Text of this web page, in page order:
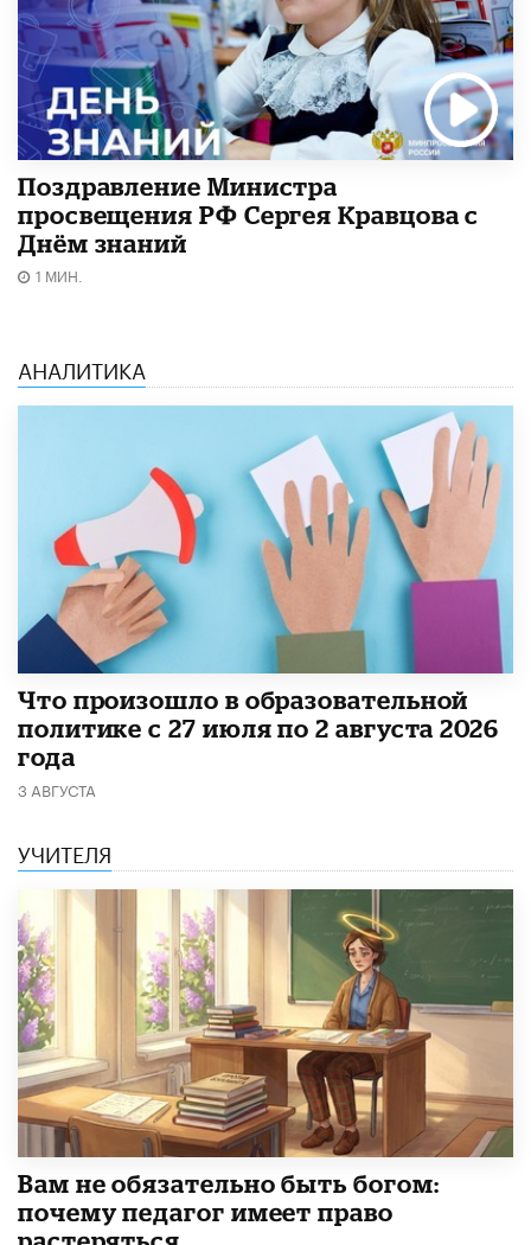
Поздравление Министра
просвещения РФ Сергея Кравцова с
Днём знаний
1 МИН.
АНАЛИТИКА
​Что произошло в образовательной
политике с 27 июля по 2 августа 2026
года
3 АВГУСТА
УЧИТЕЛЯ
​Вам не обязательно быть богом:
почему педагог имеет право